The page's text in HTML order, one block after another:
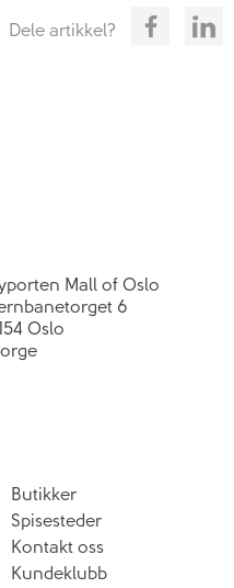
Dele artikkel?
Mall of Oslo
6
Oslo
Butikker
Spisesteder
Kontakt oss
Kundeklubb